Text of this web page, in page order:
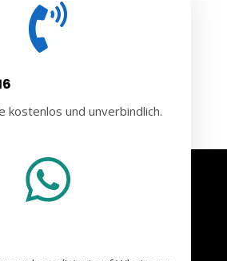

kostenlos und unverbindlich.
